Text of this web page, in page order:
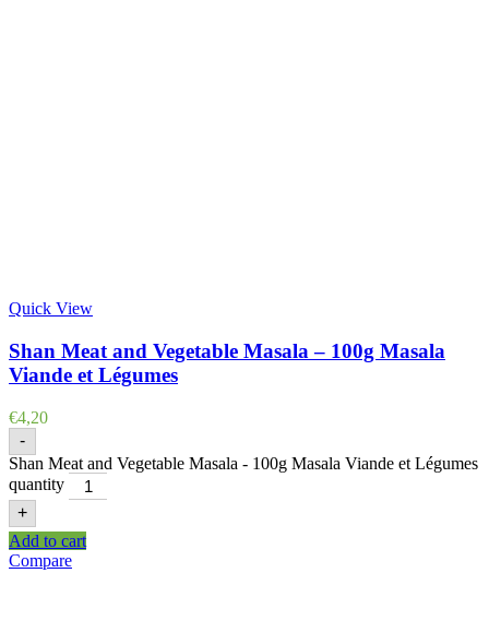
Quick View
Shan Meat and Vegetable Masala – 100g Masala
Viande et Légumes
€4,20
-
Shan Meat and Vegetable Masala - 100g Masala Viande et Légumes
quantity
+
Add to cart
Compare